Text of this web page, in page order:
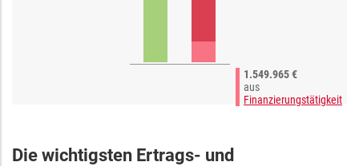
1.549.965 €
aus
Finanzierungstätigkeit
Die wichtigsten Ertrags- und